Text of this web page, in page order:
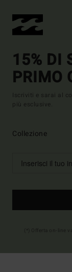
15% DI
PRIMO
Iscriviti e sarai al
più esclusive.
Collezione